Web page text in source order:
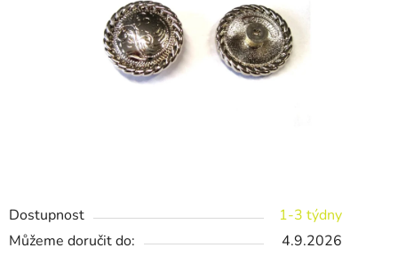
Dostupnost
1-3 týdny
Můžeme doručit do:
4.9.2026